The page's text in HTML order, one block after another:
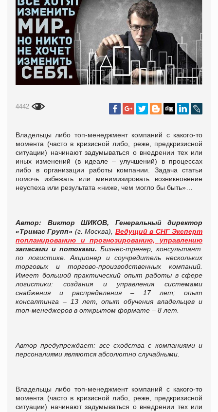
4442
Владельцы либо топ-менеджмент компаний с какого-то
момента (часто в кризисной либо, реже, предкризисной
ситуации) начинают задумываться о внедрении тех или
иных изменений (в идеале – улучшений) в процессах
либо в организации работы компании. Задача статьи
помочь избежать или минимизировать возникновение
неуспеха или результата «ниже, чем могло бы быть»…
Автор: Виктор ШИКОВ, Генеральный директор
«Тримас Групп» (г. Москва), Ведущий в СНГ Эксперт
попланированию и прогнозированию, управлению
запасами и потоками. Бизнес-тренер, консультант
по логистике. Акционер и соучредитель нескольких
торговых и торгово-производственных компаний.
Имеет большой практический опыт работы в сфере
логистики: создания и управления системами
снабжения и распределения – 17 лет; опыт
консалтинга – 13 лет, опыт обучения владельцев и
топ-менеджеров в открытом формате – 8 лет.
Автор предупреждает: все сходства с компаниями и
персоналиями являются абсолютно случайными.
Владельцы либо топ-менеджмент компаний с какого-то
момента (часто в кризисной либо, реже, предкризисной
ситуации) начинают задумываться о внедрении тех или